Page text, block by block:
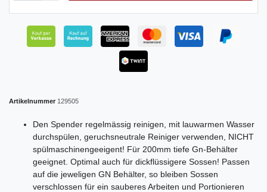
Artikelnummer 129505
Den Spender regelmässig reinigen, mit lauwarmen Wasser
durchspülen, geruchsneutrale Reiniger verwenden, NICHT
spülmaschinengeeigent! Für 200mm tiefe Gn-Behälter
geeignet. Optimal auch für dickflüssigere Sossen! Passen
auf die jeweligen GN Behälter, so bleiben Sossen
verschlossen für ein sauberes Arbeiten und Portionieren